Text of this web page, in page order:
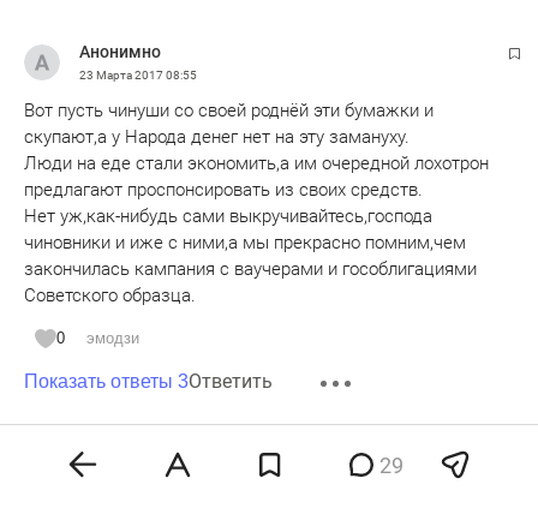
Анонимно
23 Марта 201708:55
Вот пусть чинуши со своей роднёй эти бумажки и
скупают,а у Народа денег нет на эту замануху.
Люди на еде стали экономить,а им очередной лохотрон
предлагают проспонсировать из своих средств.
Нет уж,как-нибудь сами выкручивайтесь,господа
чиновники и иже с ними,а мы прекрасно помним,чем
закончилась кампания с ваучерами и гособлигациями
Советского образца.
0 эмодзи
Показать ответы 3Ответить
23 Марта 2017 08:56 29